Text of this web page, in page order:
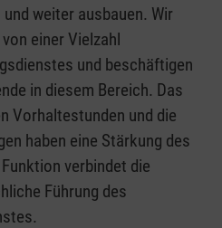
weiter ausbauen. Wir
einer Vielzahl
und beschäftigen
in diesem Bereich. Das
Vorhaltestunden und die
haben eine Stärkung des
verbindet die
Führung des